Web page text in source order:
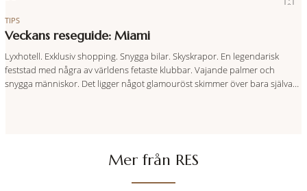
TIPS
Veckans reseguide: Miami
Lyxhotell. Exklusiv shopping. Snygga bilar. Skyskrapor. En legendarisk
feststad med några av världens fetaste klubbar. Vajande palmer och
snygga människor. Det ligger något glamouröst skimmer över bara själva
Mer från RES